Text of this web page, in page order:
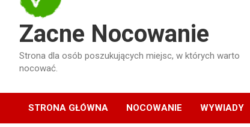
Zacne Nocowanie
Strona dla osób poszukujących miejsc, w których warto
nocować.
STRONA GŁÓWNA NOCOWANIE WYWIADY